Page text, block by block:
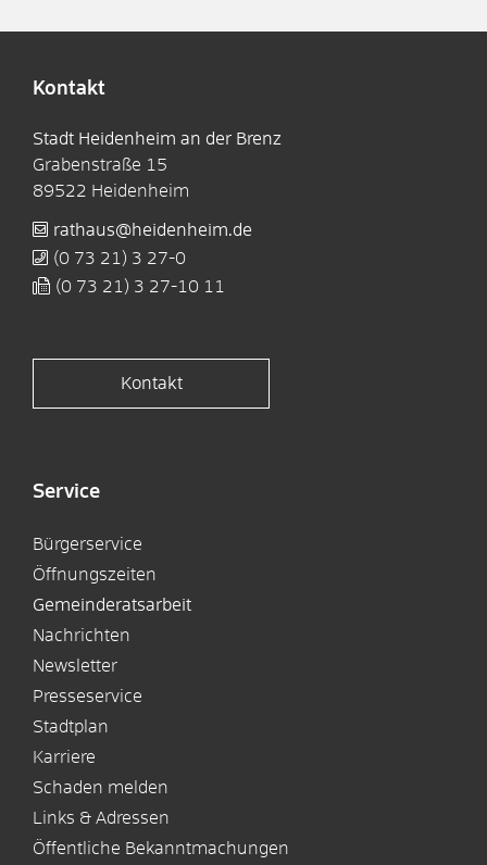
Kontakt
Stadt Heidenheim an der Brenz
Grabenstraße 15
89522 Heidenheim
rathaus@heidenheim.de
(0 73 21) 3 27-0
(0 73 21) 3 27-10 11
Kontakt
Service
Bürgerservice
Öffnungszeiten
Gemeinderatsarbeit
Nachrichten
Newsletter
Presseservice
Stadtplan
Karriere
Schaden melden
Links & Adressen
Öffentliche Bekanntmachungen